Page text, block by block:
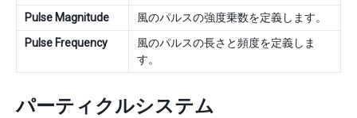
Pulse Magnitude
風のパルスの強度乗数を定義します。
Pulse Frequency
風のパルスの長さと頻度を定義しま
す。
パーティクルシステム